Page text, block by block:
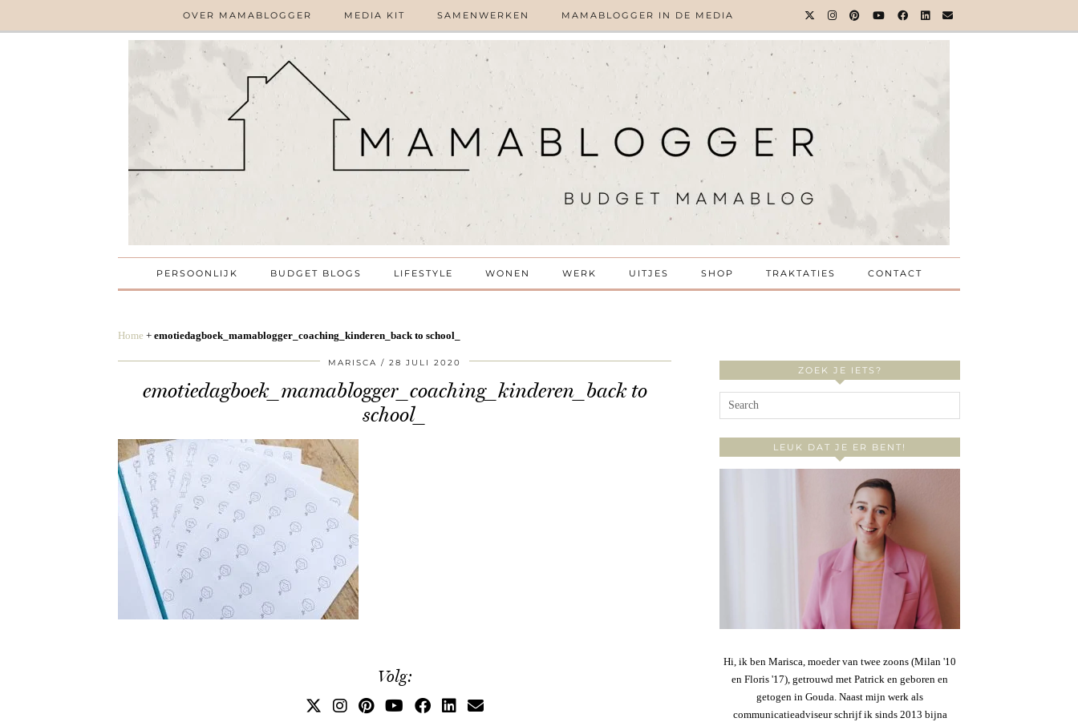
OVER MAMABLOGGER MEDIA KIT SAMENWERKEN MAMABLOGGER IN DE MEDIA
PERSOONLIJK BUDGET BLOGS LIFESTYLE WONEN WERK UITJES SHOP TRAKTATIES CONTACT
Home + emotiedagboek_mamablogger_coaching_kinderen_back to school_
MARISCA 28 JULI 2020
emotiedagboek_mamablogger_coaching_kinderen_back to
school_
Volg:
ZOEK JE IETS?
LEUK DAT JE ER BENT!
Hi, ik ben Marisca, moeder van twee zoons (Milan '10
en Floris '17), getrouwd met Patrick en geboren en
getogen in Gouda. Naast mijn werk als
communicatieadviseur schrijf ik sinds 2013 bijna